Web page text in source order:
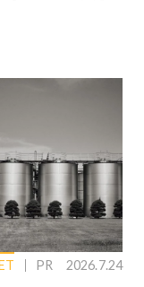
PR 2026.7.24